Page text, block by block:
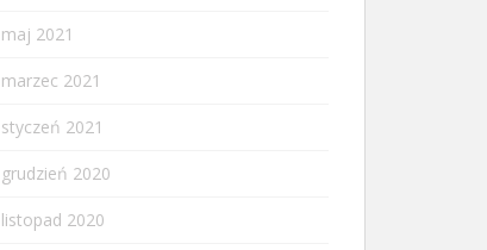
maj 2021
marzec 2021
styczeń 2021
grudzień 2020
listopad 2020